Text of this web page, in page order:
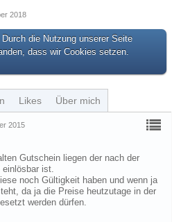
2018
die Nutzung unserer Seite
dass wir Cookies setzen.
Likes Über mich
2015
Gutschein liegen der nach der
einlösbar ist.
noch Gültigkeit haben und wenn ja
da ja die Preise heutzutage in der
werden dürfen.